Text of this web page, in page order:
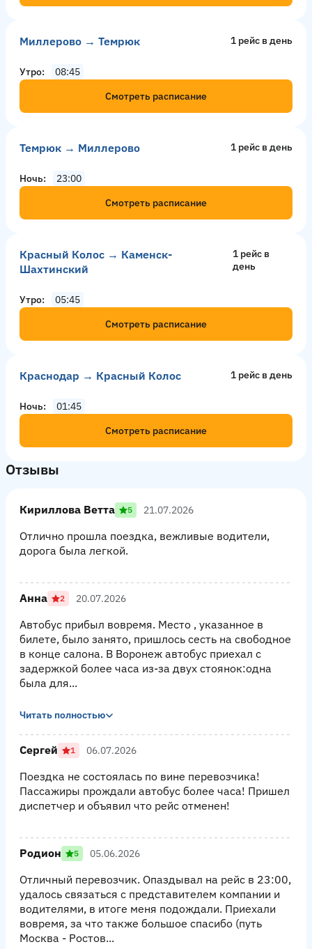
Миллерово → Темрюк 1 рейс в день
Утро
08:45
Смотреть расписание
Темрюк → Миллерово 1 рейс в день
Ночь
23:00
Смотреть расписание
Красный Колос → Каменск-
Шахтинский
1 рейс в
день
Утро
05:45
Смотреть расписание
Краснодар → Красный Колос 1 рейс в день
Ночь
01:45
Смотреть расписание
Отзывы
Кириллова Ветта 5 21.07.2026
Отлично прошла поездка, вежливые водители,
дорога была легкой.
Анна 2 20.07.2026
Автобус прибыл вовремя. Место , указанное в
билете, было занято, пришлось сесть на свободное
в конце салона. В Воронеж автобус приехал с
задержкой более часа из-за двух стоянок:одна
была для...
Читать полностью
Сергей 1 06.07.2026
Поездка не состоялась по вине перевозчика!
Пассажиры прождали автобус более часа! Пришел
диспетчер и объявил что рейс отменен!
Родион 5 05.06.2026
Отличный перевозчик. Опаздывал на рейс в 23:00,
удалось связаться с представителем компании и
водителями, в итоге меня подождали. Приехали
вовремя, за что также большое спасибо (путь
Москва - Ростов...